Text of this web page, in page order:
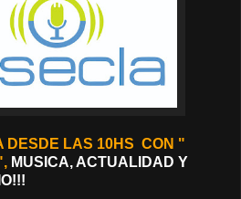
DESDE LAS 10HS CON "
MUSICA, ACTUALIDAD Y